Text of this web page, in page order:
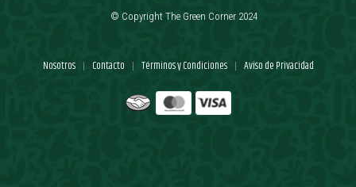
Nosotros | Contacto | Términos y Condiciones | Aviso de Privacidad
© Copyright The Green Corner 2024